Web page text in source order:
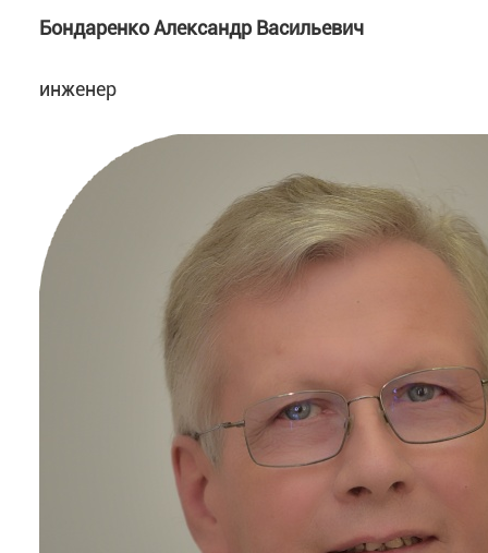
Бондаренко Александр Васильевич
инженер